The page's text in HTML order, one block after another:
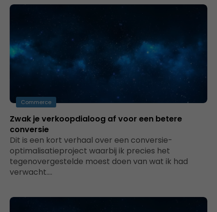
Commerce
Zwak je verkoopdialoog af voor een betere
conversie
Dit is een kort verhaal over een conversie-
optimalisatieproject waarbij ik precies het
tegenovergestelde moest doen van wat ik had
verwacht.…